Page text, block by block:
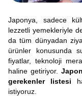
Japonya, sadece
lezzetli yemekleriyle
da tüm dünyadan
ürünler konusunda
fiyatlar, teknoloji
haline getiriyor.
gerekenler listesi
istiyoruz.